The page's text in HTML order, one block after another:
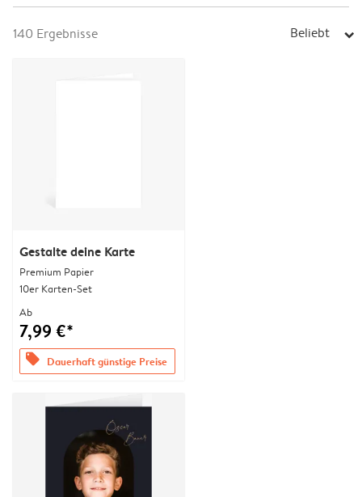
140 Ergebnisse Beliebt arrow_right
Gestalte deine Karte
Premium Papier
10er Karten-Set
Ab
7,99 €*
offers Dauerhaft günstige Preise